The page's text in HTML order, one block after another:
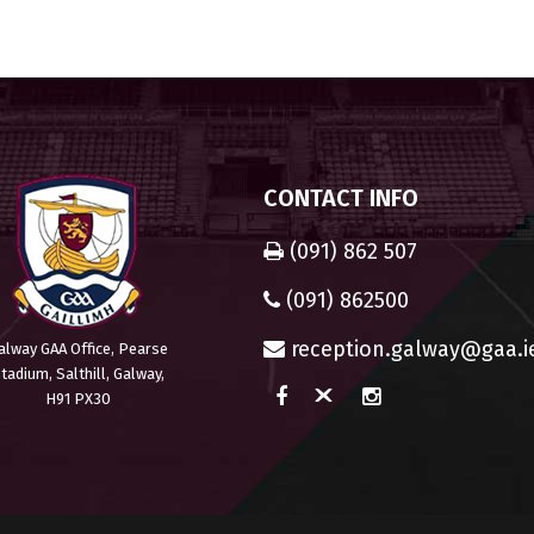
GAA Office, Pearse
Salthill, Galway,
H91 PX30
CONTACT INFO
(091) 862 507
(091) 862500